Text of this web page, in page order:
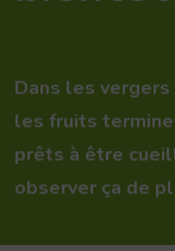
Dans les
les fruits
prêts à être
observer ça de